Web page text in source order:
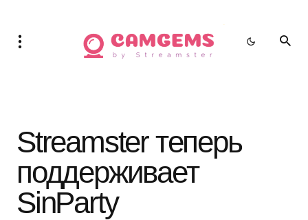
Streamster теперь
поддерживает
SinParty